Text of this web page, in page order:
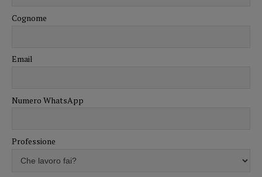
Cognome
Email
Numero WhatsApp
Professione